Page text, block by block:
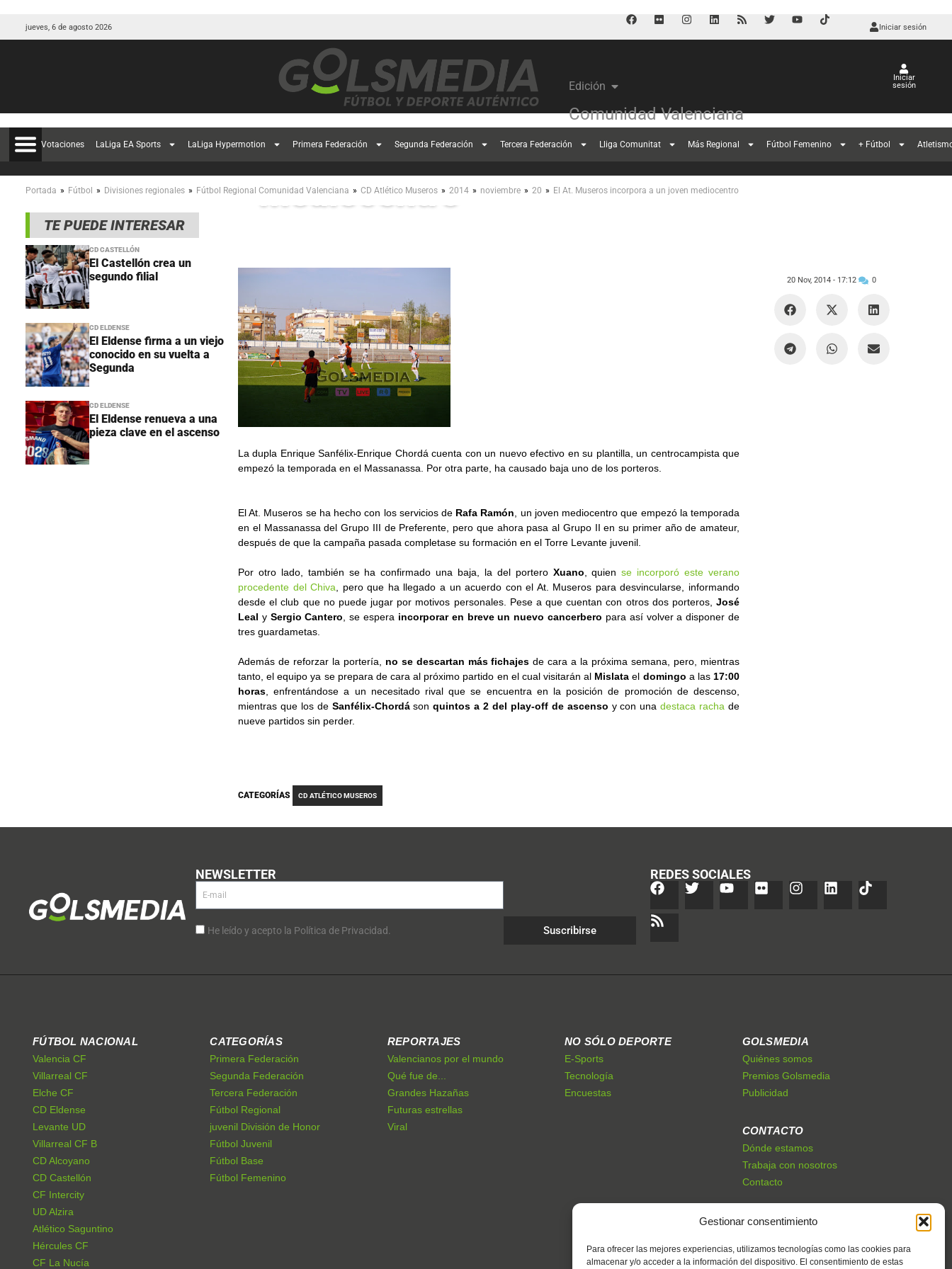
Gestionar consentimiento
Para ofrecer las mejores experiencias, utilizamos tecnologías como las cookies para
almacenar y/o acceder a la información del dispositivo. El consentimiento de estas
jueves, 6 de agosto 2026 Iniciar sesión
Edición
Comunidad Valenciana
Iniciar
sesión
Votaciones LaLiga EA Sports LaLiga Hypermotion Primera Federación Segunda Federación Tercera Federación Lliga Comunitat Más Regional Fútbol Femenino + Fútbol
Portada » Fútbol » Divisiones regionales » Fútbol Regional Comunidad Valenciana » CD Atlético Museros » 2014 » noviembre » 20 » El At. Museros incorpora a un joven mediocentro
TE PUEDE INTERESAR
CD CASTELLÓN
El Castellón crea un
segundo filial
CD ELDENSE
El Eldense firma a un viejo
conocido en su vuelta a
Segunda
CD ELDENSE
El Eldense renueva a una
pieza clave en el ascenso
El At. Museros incorpora a un joven
mediocentro
La dupla Enrique Sanfélix-Enrique Chordá cuenta con un nuevo efectivo en su plantilla, un centrocampista que
empezó la temporada en el Massanassa. Por otra parte, ha causado baja uno de los porteros.
El At. Museros se ha hecho con los servicios de Rafa Ramón , un joven mediocentro que empezó la temporada
en el Massanassa del Grupo III de Preferente, pero que ahora pasa al Grupo II en su primer año de amateur,
después de que la campaña pasada completase su formación en el Torre Levante juvenil.
Por otro lado, también se ha confirmado una baja, la del portero Xuano , quiense incorporó este verano
procedente del Chiva , pero que ha llegado a un acuerdo con el At. Museros para desvincularse, informando
desde el club que no puede jugar por motivos personales. Pese a que cuentan con otros dos porteros, José
Leal y Sergio Cantero , se espera incorporar en breve un nuevo cancerbero para así volver a disponer de
tres guardametas.
Además de reforzar la portería, no se descartan más fichajesde cara a la próxima semana, pero, mientras
tanto, el equipo ya se prepara de cara al próximo partido en el cual visitarán al Mislatael domingo a las17:00
horas , enfrentándose a un necesitado rival que se encuentra en la posición de promoción de descenso,
mientras que los deSanfélix-Chordásonquintos a 2 del play-off de ascenso y con unadestaca racha de
nueve partidos sin perder.
20 Nov, 2014 - 17:12 0
CATEGORÍAS CD ATLÉTICO MUSEROS
NEWSLETTER
He leído y acepto la Política de Privacidad. Suscribirse
REDES SOCIALES
FÚTBOL NACIONAL
Valencia CF
Villarreal CF
Elche CF
CD Eldense
Levante UD
Villarreal CF B
CD Alcoyano
CD Castellón
CF Intercity
UD Alzira
Atlético Saguntino
Hércules CF
CF La Nucía
CATEGORÍAS
Primera Federación
Segunda Federación
Tercera Federación
Fútbol Regional
juvenil División de Honor
Fútbol Juvenil
Fútbol Base
Fútbol Femenino
REPORTAJES
Valencianos por el mundo
Qué fue de...
Grandes Hazañas
Futuras estrellas
Viral
NO SÓLO DEPORTE
E-Sports
Tecnología
Encuestas
GOLSMEDIA
Quiénes somos
Premios Golsmedia
Publicidad
CONTACTO
Dónde estamos
Trabaja con nosotros
Contacto